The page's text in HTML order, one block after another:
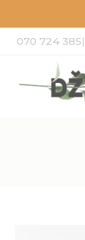
070 724 385|